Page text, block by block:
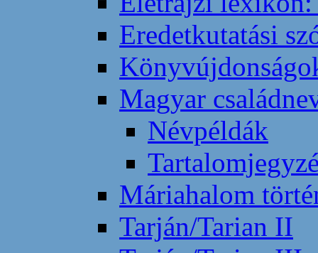
Eredetkutatási
Magyar
Névpéldák
Máriahalom
Tarján/Tarian II